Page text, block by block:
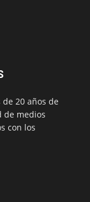
20 años de
de medios
con los